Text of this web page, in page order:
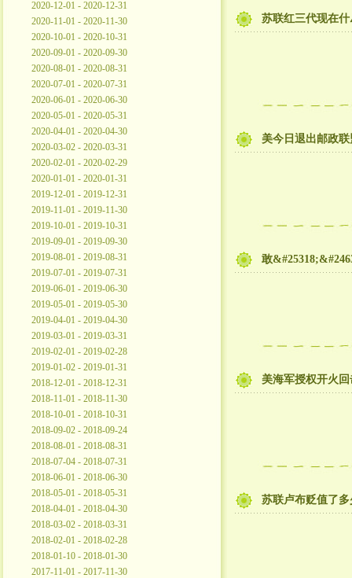
2020-12-01 - 2020-12-31
2020-11-01 - 2020-11-30
2020-10-01 - 2020-10-31
2020-09-01 - 2020-09-30
2020-08-01 - 2020-08-31
2020-07-01 - 2020-07-31
2020-06-01 - 2020-06-30
2020-05-01 - 2020-05-31
2020-04-01 - 2020-04-30
2020-03-02 - 2020-03-31
2020-02-01 - 2020-02-29
2020-01-01 - 2020-01-31
2019-12-01 - 2019-12-31
2019-11-01 - 2019-11-30
2019-10-01 - 2019-10-31
2019-09-01 - 2019-09-30
2019-08-01 - 2019-08-31
2019-07-01 - 2019-07-31
2019-06-01 - 2019-06-30
2019-05-01 - 2019-05-30
2019-04-01 - 2019-04-30
2019-03-01 - 2019-03-31
2019-02-01 - 2019-02-28
2019-01-02 - 2019-01-31
2018-12-01 - 2018-12-31
2018-11-01 - 2018-11-30
2018-10-01 - 2018-10-31
2018-09-02 - 2018-09-24
2018-08-01 - 2018-08-31
2018-07-04 - 2018-07-31
2018-06-01 - 2018-06-30
2018-05-01 - 2018-05-31
2018-04-01 - 2018-04-30
2018-03-02 - 2018-03-31
2018-02-01 - 2018-02-28
2018-01-10 - 2018-01-30
2017-11-01 - 2017-11-30
苏联红三代现在什
美今日退出邮政联
敢
美海军授权开火
苏联卢布贬值了多